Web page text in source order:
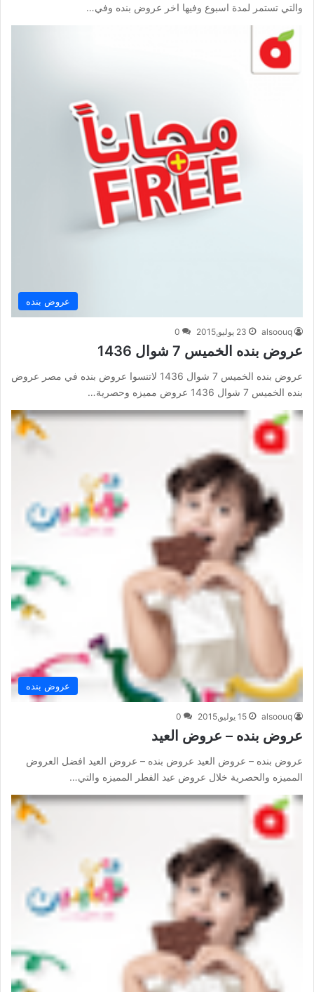
والتي تستمر لمدة اسبوع وفيها اخر عروض بنده وفي…
عروض بنده
alsoouq 23 يوليو,2015 0
عروض بنده الخميس 7 شوال 1436
عروض بنده الخميس 7 شوال 1436 لاتنسوا عروض بنده في مصر عروض
بنده الخميس 7 شوال 1436 عروض مميزه وحصرية…
عروض بنده
alsoouq 15 يوليو,2015 0
عروض بنده – عروض العيد
عروض بنده – عروض العيد عروض بنده – عروض العيد افضل العروض
المميزه والحصرية خلال عروض عيد الفطر المميزه والتي…